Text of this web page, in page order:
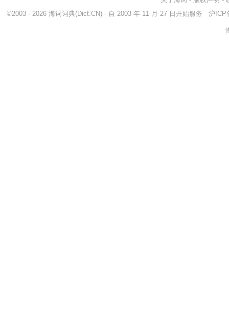
©2003 - 2026 海词词典(Dict.CN) - 自 2003 年 11 月 27 日开始服务 沪ICP